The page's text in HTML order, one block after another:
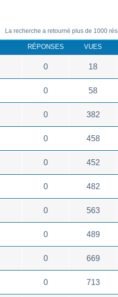
La recherche a retourné plus de 1000
RÉPONSES VUES
0 18
0 58
0 382
0 458
0 452
0 482
0 563
0 489
0 669
0 713